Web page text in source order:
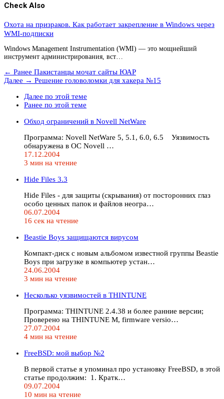
Check Also
Охота на призраков. Как работает закрепление в Windows через
WMI-подписки
Windows Management Instrumentation (WMI) — это мощнейший
инструмент администрирования, вст…
← Ранее Пакистанцы мочат сайты ЮАР
Далее → Решение головоломки для хакера №15
Далее по этой теме
Ранее по этой теме
Обход ограничений в Novell NetWare
Программа: Novell NetWare 5, 5.1, 6.0, 6.5 Уязвимость
обнаружена в ОС Novell …
17.12.2004
3 мин на чтение
Hide Files 3.3
Hide Files - для защиты (скрывания) от посторонних глаз
особо ценных папок и файлов неогра…
06.07.2004
16 сек на чтение
Beastie Boys защищаются вирусом
Компакт-диск с новым альбомом известной группы Beastie
Boys при загрузке в компьютер устан…
24.06.2004
3 мин на чтение
Несколько уязвимостей в THINTUNE
Программа: THINTUNE 2.4.38 и более ранние версии;
Проверено на THINTUNE M, firmware versio…
27.07.2004
4 мин на чтение
FreeBSD: мой выбор №2
В первой статье я упоминал про установку FreeBSD, в этой
статье продолжим: 1. Кратк…
09.07.2004
10 мин на чтение